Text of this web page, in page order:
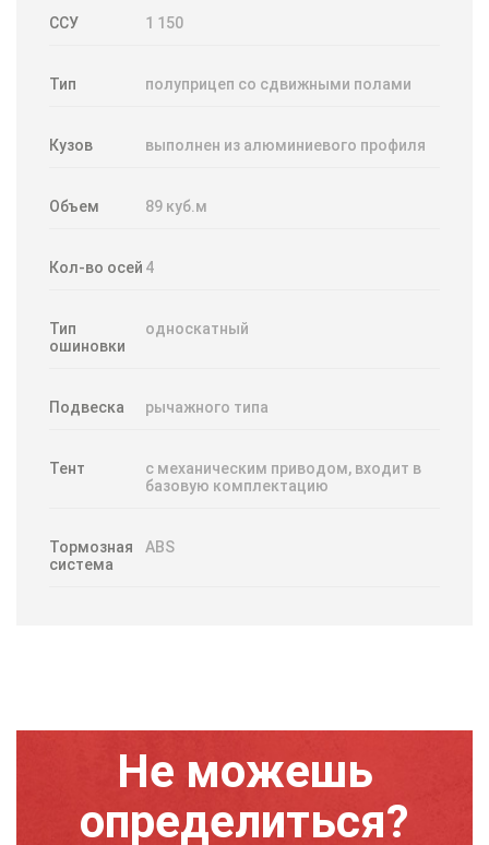
ССУ 1 150
Тип полуприцеп со сдвижными полами
Кузов выполнен из алюминиевого профиля
Объем 89 куб.м
Кол-во осей 4
Тип
ошиновки
односкатный
Подвеска рычажного типа
Тент
с механическим приводом, входит в
базовую комплектацию
Тормозная
система
ABS
Не можешь
определиться?